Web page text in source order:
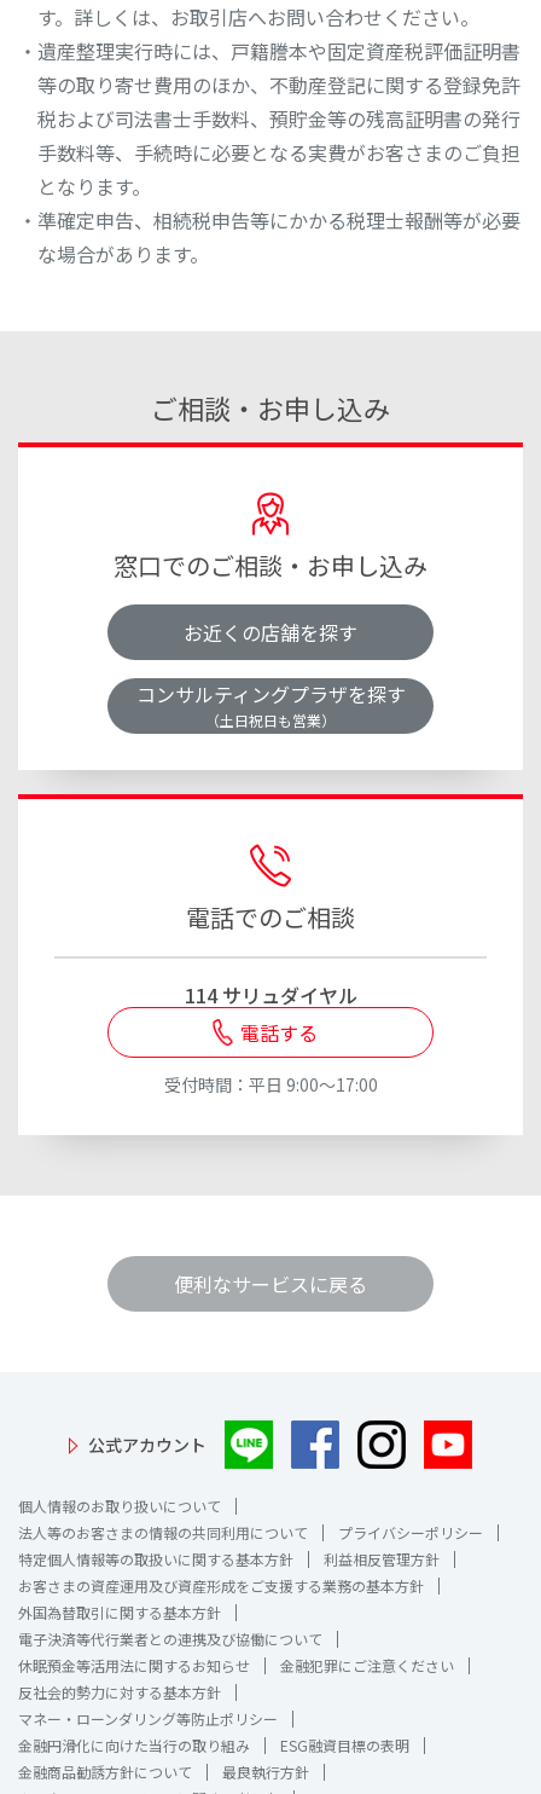
す。詳しくは、お取引店へお問い合わせください。
・遺産整理実行時には、戸籍謄本や固定資産税評価証明書
等の取り寄せ費用のほか、不動産登記に関する登録免許
税および司法書士手数料、預貯金等の残高証明書の発行
手数料等、手続時に必要となる実費がお客さまのご負担
となります。
・準確定申告、相続税申告等にかかる税理士報酬等が必要
な場合があります。
ご相談・お申し込み
窓口でのご相談・お申し込み
お近くの店舗を探す
コンサルティングプラザを探す
（土日祝日も営業）
電話でのご相談
114 サリュダイヤル
電話する
受付時間：平日 9:00～17:00
便利なサービスに戻る
公式アカウント
個人情報のお取り扱いについて
法人等のお客さまの情報の共同利用について
プライバシーポリシー
特定個人情報等の取扱いに関する基本方針
利益相反管理方針
お客さまの資産運用及び資産形成をご支援する業務の基本方針
外国為替取引に関する基本方針
電子決済等代行業者との連携及び協働について
休眠預金等活用法に関するお知らせ
金融犯罪にご注意ください
反社会的勢力に対する基本方針
マネー・ローンダリング等防止ポリシー
金融円滑化に向けた当行の取り組み
ESG融資目標の表明
金融商品勧誘方針について
最良執行方針